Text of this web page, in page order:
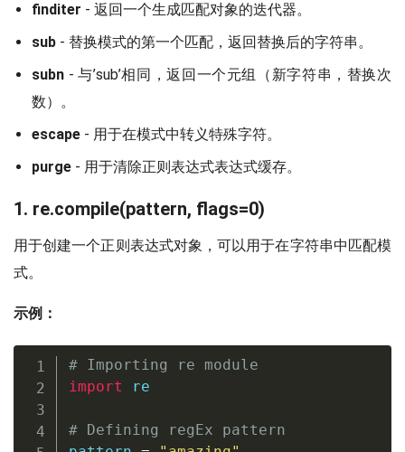
finditer - 返回一个生成匹配对象的迭代器。
sub - 替换模式的第一个匹配，返回替换后的字符串。
subn - 与’sub’相同，返回一个元组（新字符串，替换次
数）。
escape - 用于在模式中转义特殊字符。
purge - 用于清除正则表达式表达式缓存。
1. re.compile(pattern, flags=0)
用于创建一个正则表达式对象，可以用于在字符串中匹配模
式。
示例：
# Importing re module
import re
# Defining regEx pattern